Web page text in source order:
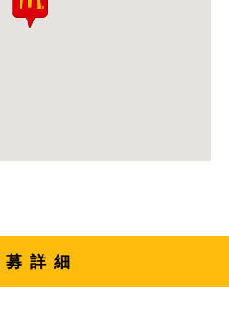
募詳細